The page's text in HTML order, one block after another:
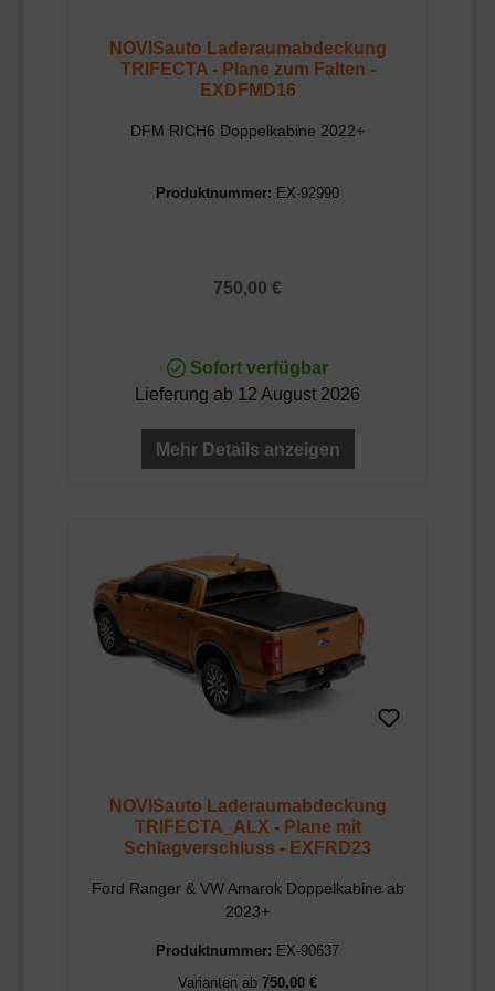
Truck und schützten Sie Ihr Transportgut vor
NOVISauto Laderaumabdeckung
TRIFECTA - Plane zum Falten -
EXDFMD16
DFM RICH6 Doppelkabine 2022+
Produktnummer: EX-92990
Regulärer Preis:
750,00 €
Sofort verfügbar
Lieferung ab 12 August 2026
Mehr Details anzeigen
NOVISauto Laderaumabdeckung
TRIFECTA_ALX - Plane mit
Schlagverschluss - EXFRD23
Ford Ranger & VW Amarok Doppelkabine ab
2023+
Produktnummer: EX-90637
Varianten ab 750,00 €